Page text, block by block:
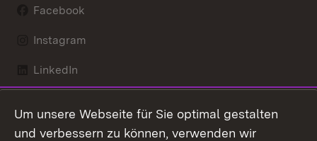
Facebook
Instagram
LinkedIn
X / Twitter
Um unsere Webseite für Sie optimal gestalten
und verbessern zu können, verwenden wir